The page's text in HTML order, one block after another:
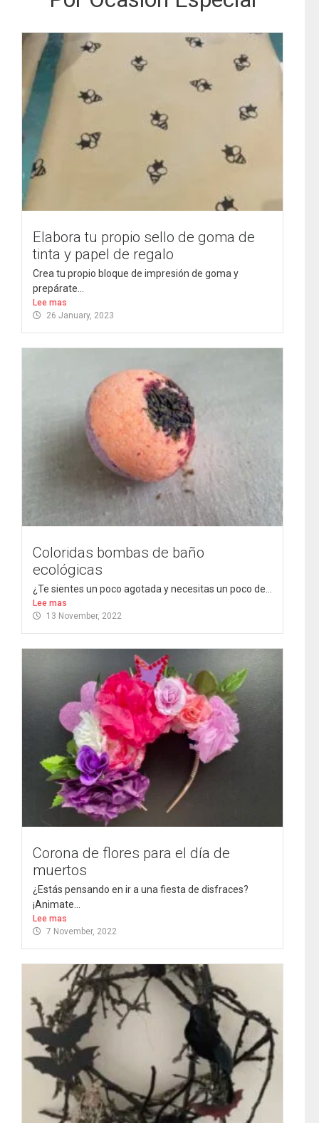
Elabora tu propio sello de goma de
tinta y papel de regalo
Crea tu propio bloque de impresión de goma y
prepárate...
Lee mas
26 January, 2023
Coloridas bombas de baño
ecológicas
¿Te sientes un poco agotada y necesitas un poco de...
Lee mas
13 November, 2022
Corona de flores para el día de
muertos
¿Estás pensando en ir a una fiesta de disfraces?
¡Animate...
Lee mas
7 November, 2022